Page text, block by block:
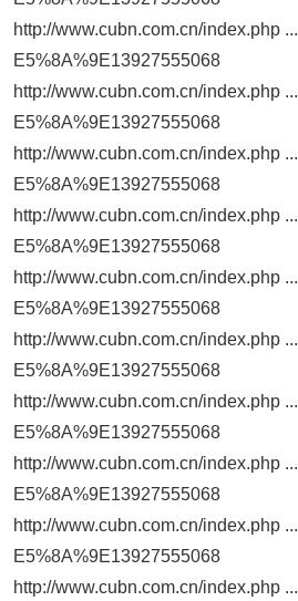
http://www.cubn.com.cn/index.php ...
E5%8A%9E13927555068
http://www.cubn.com.cn/index.php ...
E5%8A%9E13927555068
http://www.cubn.com.cn/index.php ...
E5%8A%9E13927555068
http://www.cubn.com.cn/index.php ...
E5%8A%9E13927555068
http://www.cubn.com.cn/index.php ...
E5%8A%9E13927555068
http://www.cubn.com.cn/index.php ...
E5%8A%9E13927555068
http://www.cubn.com.cn/index.php ...
E5%8A%9E13927555068
http://www.cubn.com.cn/index.php ...
E5%8A%9E13927555068
http://www.cubn.com.cn/index.php ...
E5%8A%9E13927555068
http://www.cubn.com.cn/index.php ...